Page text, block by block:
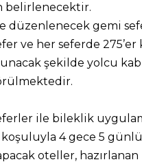
belirlenecektir.
düzenlenecek gemi
ve her seferde
şekilde yolcu
ile bileklik
4 gece 5
oteller, hazırlanan